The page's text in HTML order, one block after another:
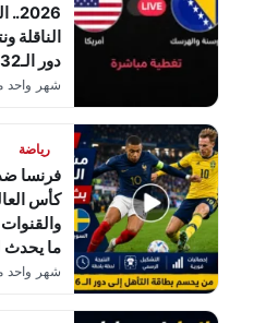
الناقلة
دور الـ32
شهر
رياضة
فرنسا
ما يحدث
شهر